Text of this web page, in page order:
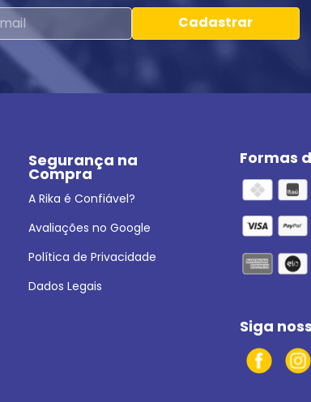
Cadastrar
Segurança na
Compra
A Rika é Confiável?
Avaliações no Google
Política de Privacidade
Dados Legais
Formas
Siga